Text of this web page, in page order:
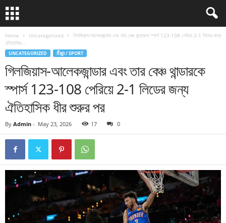
Home Uncategorized
গিলজিয়াস-আলেকজান্ডার এবং তার বেঞ্চ থান্ডারকে স্পার্স 123-108 পেরিয়ে 2-1 লিডের জন্য
ঐতিহাসিক...
UNCATEGORIZED កីឡា / SPORT
গিলজিয়াস-আলেকজান্ডার এবং তার বেঞ্চ থান্ডারকে
স্পার্স 123-108 পেরিয়ে 2-1 লিডের জন্য
ঐতিহাসিক ধীর শুরুর পর
By Admin - May 23, 2026 17 0